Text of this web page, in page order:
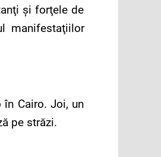
şi forţele de
manifestaţiilor
Cairo. Joi, un
pe străzi.